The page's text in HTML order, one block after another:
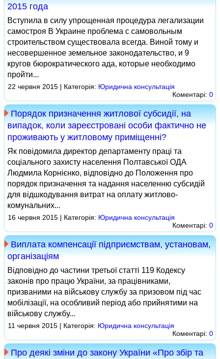
2015 года
Вступила в силу упрощенная процедура легализации
самостроя В Украине проблема с самовольным
строительством существовала всегда. Виной тому и
несовершенное земельное законодательство, и 9
кругов бюрократического ада, которые необходимо
пройти...
22 червня 2015 | Категорія: Юридична консультація
Коментарі: 0
Порядок призначення житлової субсидії, на
випадок, коли зареєстровані особи фактично не
проживають у житловому приміщенні?
Як повідомила директор департаменту праці та
соціального захисту населення Полтавської ОДА
Людмила Корнієнко, відповідно до Положення про
порядок призначення та надання населенню субсидій
для відшкодування витрат на оплату житлово-
комунальних...
16 червня 2015 | Категорія: Юридична консультація
Коментарі: 0
Виплата компенсації підприємствам, установам,
організаціям
Відповідно до частини третьої статті 119 Кодексу
законів про працю України, за працівниками,
призваними на військову службу за призовом під час
мобілізації, на особливий період або прийнятими на
військову службу...
11 червня 2015 | Категорія: Юридична консультація
Коментарі: 0
Про деякі зміни до закону України «Про збір та